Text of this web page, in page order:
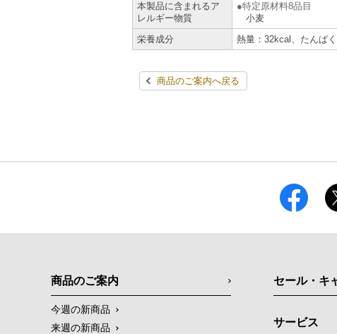
本製品に含まれるア
レルギー物質
特定原材料8品目
小麦
栄養成分
熱量：32kcal、たんぱ
商品のご案内へ戻る
商品のご案内
今週の新商品
来週の新商品
セール・キ
サービス